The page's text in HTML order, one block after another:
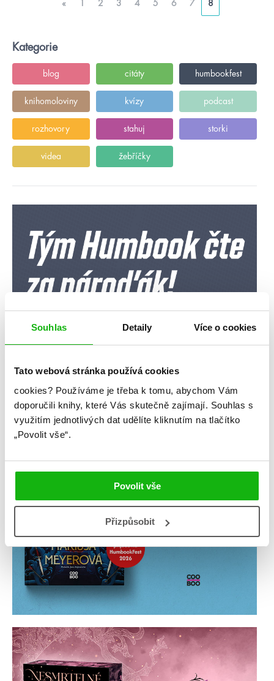
Souhlas Detaily Více o cookies
Tato webová stránka používá cookies
cookies? Používáme je třeba k tomu, abychom Vám
doporučili knihy, které Vás skutečně zajímají. Souhlas s
využitím jednotlivých dat udělíte kliknutím na tlačítko
„Povolit vše“.
Povolit vše
Přizpůsobit
« 2 3 4 5 6 7 8
Kategorie
blog citáty humbookfest
knihomoloviny kvízy podcast
rozhovory stahuj storki
videa žebříčky